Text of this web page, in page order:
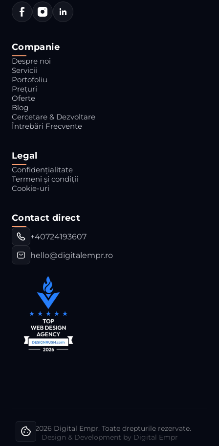
Companie
Despre noi
Servicii
Portofoliu
Prețuri
Oferte
Blog
Cercetare & Dezvoltare
Întrebări Frecvente
Legal
Confidențialitate
Termeni și condiții
Cookie-uri
Contact direct
+40724193607
hello@digitalempr.ro
© 2026 Digital Empr. Toate drepturile rezervate.
Design & Development by Digital Empr